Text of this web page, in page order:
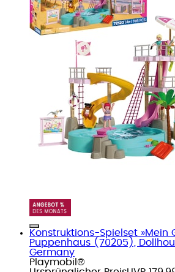
Konstruktions-Spielset »Mein
Puppenhaus (70205),
Germany
Playmobil®